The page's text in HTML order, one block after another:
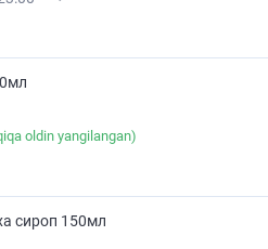
oldin yangilangan)
сироп 150мл